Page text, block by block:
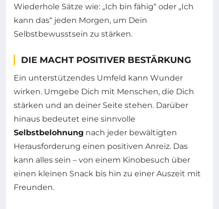
Wiederhole Sätze wie: „Ich bin fähig“ oder „Ich
kann das“ jeden Morgen, um Dein
Selbstbewusstsein zu stärken.
DIE MACHT POSITIVER BESTÄRKUNG
Ein unterstützendes Umfeld kann Wunder
wirken. Umgebe Dich mit Menschen, die Dich
stärken und an deiner Seite stehen. Darüber
hinaus bedeutet eine sinnvolle
Selbstbelohnung nach jeder bewältigten
Herausforderung einen positiven Anreiz. Das
kann alles sein – von einem Kinobesuch über
einen kleinen Snack bis hin zu einer Auszeit mit
Freunden.